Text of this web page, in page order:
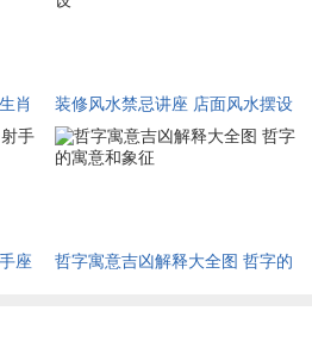
来在日常聊天中还可能在演讲或教
而的罪人但 overall。鸡生肖的说话
斥了真实与活力。
肖
装修风水禁忌讲座 店面风水摆设
座
哲字寓意吉凶解释大全图 哲字的